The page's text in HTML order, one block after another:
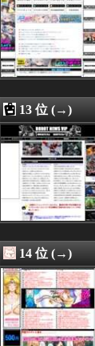
08/08 11:35
08/08 11:32
08/08 11:04
08/08 10:35
08/08 10:30
08/08 10:01
08/08 09:27
08/08 09:05
08/08 09:00
08/08 09:00
08/08 09:00
08/08 08:11
08/08 07:02
08/08 07:00
08/08 07:00
08/08 02:33
08/08 02:27
08/08 00:25
08/08 00:05
08/08 00:03
08/08 00:00
08/07 22:51
08/07 22:33
13 位 (→)
14 位 (→)